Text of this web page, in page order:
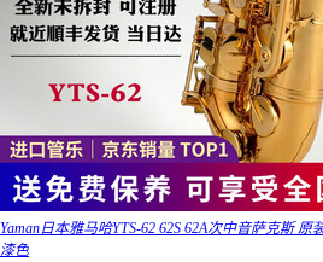
Yaman日本雅马哈YTS-62 62S 62A次中音萨克斯
漆色